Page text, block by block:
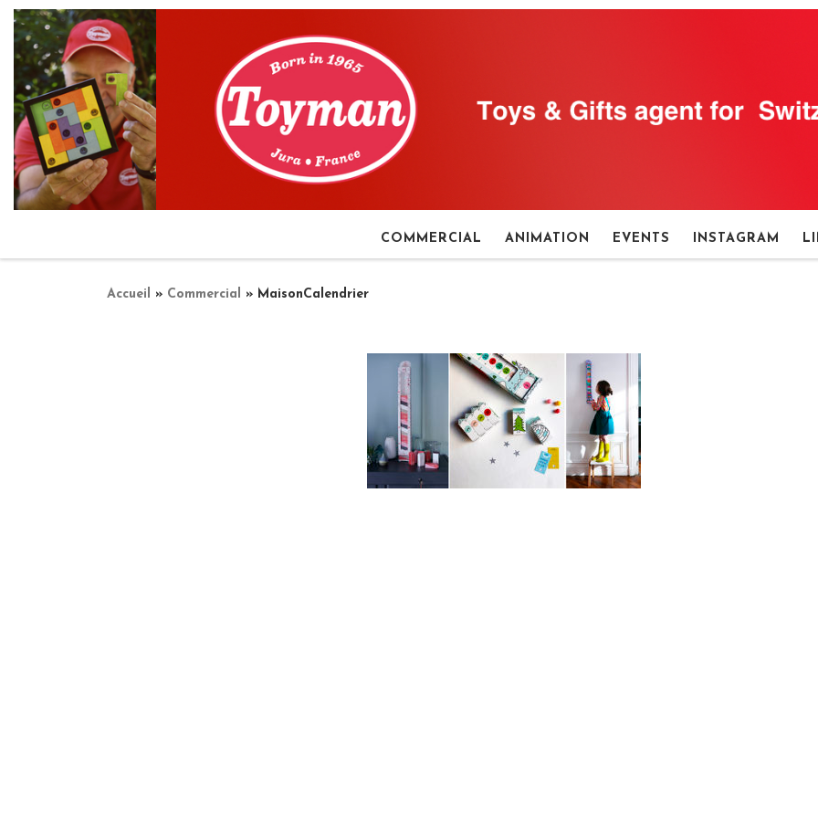
Passer au contenu
COMMERCIAL ANIMATION EVENTS INSTAGRAM
Accueil » Commercial » MaisonCalendrier